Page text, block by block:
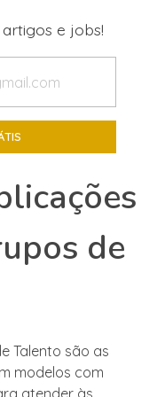
e jobs!
de
Talento são as
modelos com